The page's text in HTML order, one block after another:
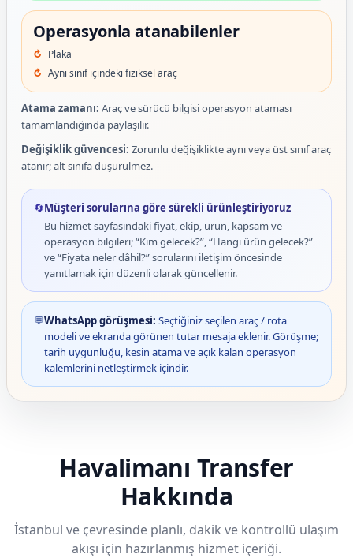
Operasyonla atanabilenler
Plaka
Aynı sınıf içindeki fiziksel araç
Atama zamanı: Araç ve sürücü bilgisi operasyon ataması
tamamlandığında paylaşılır.
Değişiklik güvencesi: Zorunlu değişiklikte aynı veya üst sınıf araç
atanır; alt sınıfa düşürülmez.
🔄Müşteri sorularına göre sürekli ürünleştiriyoruz
Bu hizmet sayfasındaki fiyat, ekip, ürün, kapsam ve
operasyon bilgileri; “Kim gelecek?”, “Hangi ürün gelecek?”
ve “Fiyata neler dâhil?” sorularını iletişim öncesinde
yanıtlamak için düzenli olarak güncellenir.
💬WhatsApp görüşmesi: Seçtiğiniz seçilen araç / rota
modeli ve ekranda görünen tutar mesaja eklenir. Görüşme;
tarih uygunluğu, kesin atama ve açık kalan operasyon
kalemlerini netleştirmek içindir.
Havalimanı Transfer
Hakkında
İstanbul ve çevresinde planlı, dakik ve kontrollü ulaşım
akışı için hazırlanmış hizmet içeriği.